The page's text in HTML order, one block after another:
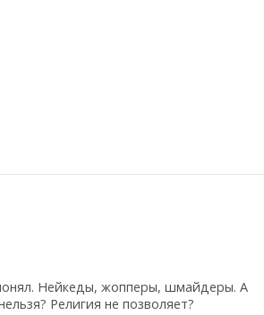
Нейкеды, жопперы, шмайдеры. А
Религия не позволяет?